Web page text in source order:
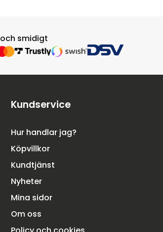
smidigt
Kundservice
Hur handlar jag?
Köpvillkor
Kundtjänst
Nyheter
Mina sidor
Om oss